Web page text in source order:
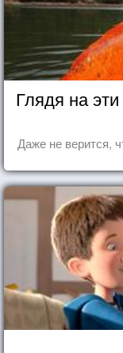
Глядя на
Даже не верится,